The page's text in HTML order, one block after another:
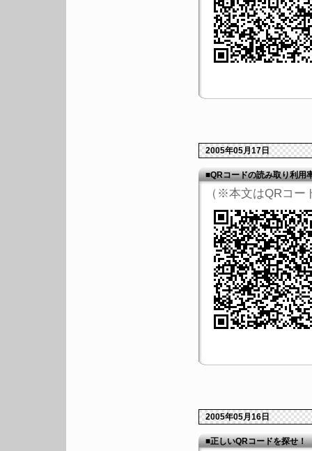
2005年05月17日
■QRコードの読み取り利用
（※本文はQRコー
2005年05月16日
■正しいQRコードを探せ！